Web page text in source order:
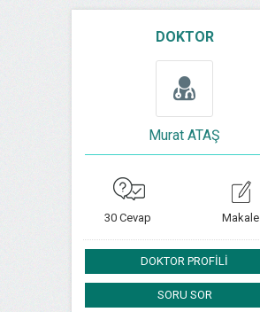
DOKTOR
Murat ATAŞ
30 Cevap Makale
DOKTOR PROFİLİ
SORU SOR